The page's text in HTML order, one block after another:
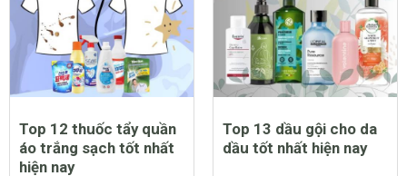
Top 12 thuốc tẩy quần
áo trắng sạch tốt nhất
hiện nay
Top 13 dầu gội cho da
dầu tốt nhất hiện nay